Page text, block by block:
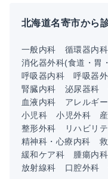
北海道名寄市から
一般内科 循環器内科
消化器外科(食道・胃
呼吸器内科
呼吸器
腎臓内科
泌尿器科
血液内科
アレルギ
小児科
小児外科
整形外科
リハビリ
精神科・心療内科
緩和ケア科
腫瘍内科
放射線科
口腔外科